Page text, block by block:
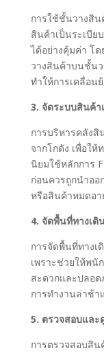
การใช้ชั้นวางสิน
สินค้าเป็นระเบี
ได้อย่างคุ้มค่า โ
วางสินค้าบนชั้น
ทำให้การเคลื่อน
3. จัดระบบสินค้า
การบริหารคลัง
จากโกดัง เพื่อใ
นิยมใช้หลักการ
ก่อนควรถูกนำอ
หรือสินค้าหมดอา
4. จัดพื้นที่ทางเดิ
การจัดพื้นที่ทางเ
เพราะช่วยให้พนั
สะดวกและปลอด
การทำงานล่าช้า
5. ตรวจสอบและ
การตรวจสอบสิน